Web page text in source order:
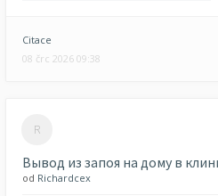
Citace
08 črc 2026 09:38
Вывод из запоя на дому в
od Richardcex